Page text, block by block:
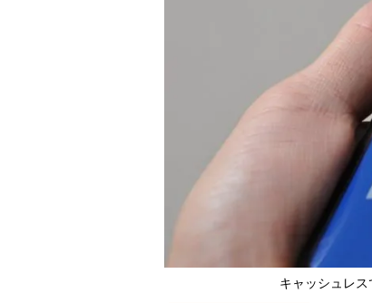
キャッシュレス